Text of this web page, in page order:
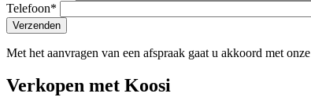
Telefoon*
Met het aanvragen van een afspraak gaat u akkoord met onze
Verkopen met Koosi